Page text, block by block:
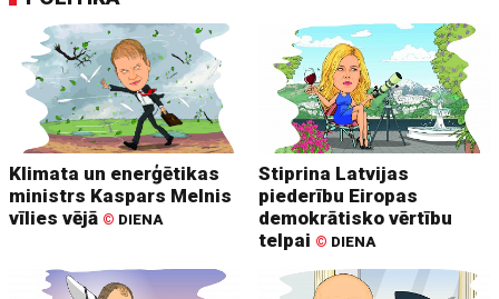
Klimata un enerģētikas
ministrs Kaspars Melnis
vīlies vējā © DIENA
Stiprina Latvijas
piederību Eiropas
demokrātisko vērtību
telpai © DIENA